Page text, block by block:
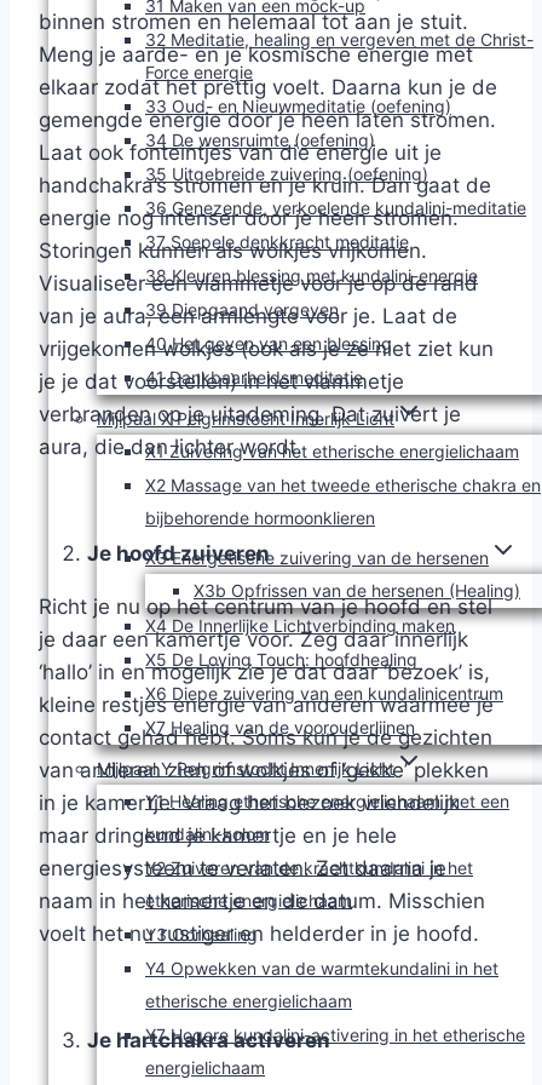
31 Maken van een mock-up
32 Meditatie, healing en vergeven met de Christ-
Force energie
33 Oud- en Nieuwmeditatie (oefening)
34 De wensruimte (oefening)
35 Uitgebreide zuivering (oefening)
36 Genezende, verkoelende kundalini-meditatie
37 Soepele denkkracht meditatie
38 Kleuren blessing met kundalini-energie
39 Diepgaand vergeven
40 Het geven van een blessing
41 Dankbaarheidsmeditatie
Mijlpaal X Pelgrimstocht Innerlijk Licht
X1 Zuivering van het etherische energielichaam
X2 Massage van het tweede etherische chakra en
bijbehorende hormoonklieren
X3 Energetische zuivering van de hersenen
X3b Opfrissen van de hersenen (Healing)
X4 De Innerlijke Lichtverbinding maken
X5 De Loving Touch: hoofdhealing
X6 Diepe zuivering van een kundalinicentrum
X7 Healing van de voorouderlijnen
Mijlpaal Y Pelgrimstocht Innerlijk Licht
Y1 Healing etherische energielichaam met een
kundalini-kolom
Y2 Zuiveren van de krachtkundalini in het
etherische energielichaam
Y3 Oorhealing
Y4 Opwekken van de warmtekundalini in het
etherische energielichaam
Y7 Hogere kundalini-activering in het etherische
energielichaam
binnen stromen en helemaal tot aan je stuit.
Meng je aarde- en je kosmische energie met
elkaar zodat het prettig voelt. Daarna kun je de
gemengde energie door je heen laten stromen.
Laat ook fonteintjes van die energie uit je
handchakra’s stromen en je kruin. Dan gaat de
energie nog intenser door je heen stromen.
Storingen kunnen als wolkjes vrijkomen.
Visualiseer een vlammetje voor je op de rand
van je aura, een armlengte voor je. Laat de
vrijgekomen wolkjes (ook als je ze niet ziet kun
je je dat voorstellen) in het vlammetje
verbranden op je uitademing. Dat zuivert je
aura, die dan lichter wordt.
Je hoofd zuiveren
Richt je nu op het centrum van je hoofd en stel
je daar een kamertje voor. Zeg daar innerlijk
‘hallo’ in en mogelijk zie je dat daar ‘bezoek’ is,
kleine restjes energie van anderen waarmee je
contact gehad hebt. Soms kun je de gezichten
van anderen zien of wolkjes of ‘gekke’ plekken
in je kamertje. Vraag het bezoek vriendelijk
maar dringend je kamertje en je hele
energiesysteem te verlaten. Zet daarna je
naam in het kamertje en de datum. Misschien
voelt het nu rustiger en helderder in je hoofd.
Je hartchakra activeren